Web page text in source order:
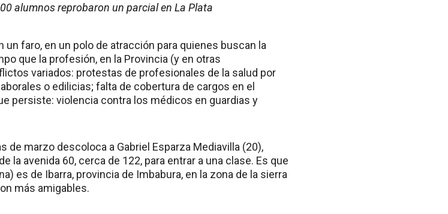
alumnos reprobaron un parcial en La Plata
faro, en un polo de atracción para quienes buscan la
que la profesión, en la Provincia (y en otras
variados: protestas de profesionales de la salud por
o edilicias; falta de cobertura de cargos en el
persiste: violencia contra los médicos en guardias y
de marzo descoloca a Gabriel Esparza Mediavilla (20),
la avenida 60, cerca de 122, para entrar a una clase. Es que
es de Ibarra, provincia de Imbabura, en la zona de la sierra
más amigables.